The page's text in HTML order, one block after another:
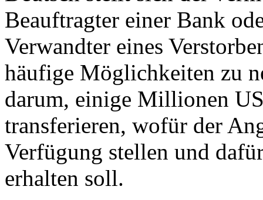
Beauftragter einer Bank
Verwandter eines
häufige Möglichkeiten zu
darum, einige Millionen
transferieren, wofür der
Verfügung stellen und
erhalten soll.